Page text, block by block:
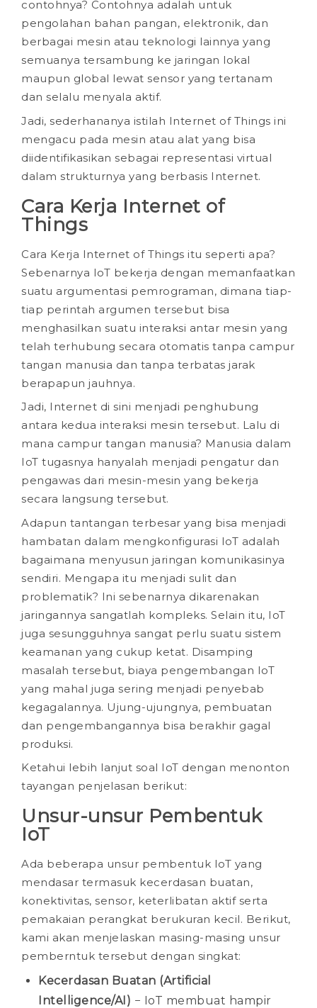
contohnya? Contohnya adalah untuk
pengolahan bahan pangan, elektronik, dan
berbagai mesin atau teknologi lainnya yang
semuanya tersambung ke jaringan lokal
maupun global lewat sensor yang tertanam
dan selalu menyala aktif.
Jadi, sederhananya istilah Internet of Things ini
mengacu pada mesin atau alat yang bisa
diidentifikasikan sebagai representasi virtual
dalam strukturnya yang berbasis Internet.
Cara Kerja Internet of
Things
Cara Kerja Internet of Things itu seperti apa?
Sebenarnya IoT bekerja dengan memanfaatkan
suatu argumentasi pemrograman, dimana tiap-
tiap perintah argumen tersebut bisa
menghasilkan suatu interaksi antar mesin yang
telah terhubung secara otomatis tanpa campur
tangan manusia dan tanpa terbatas jarak
berapapun jauhnya.
Jadi, Internet di sini menjadi penghubung
antara kedua interaksi mesin tersebut. Lalu di
mana campur tangan manusia? Manusia dalam
IoT tugasnya hanyalah menjadi pengatur dan
pengawas dari mesin-mesin yang bekerja
secara langsung tersebut.
Adapun tantangan terbesar yang bisa menjadi
hambatan dalam mengkonfigurasi IoT adalah
bagaimana menyusun jaringan komunikasinya
sendiri. Mengapa itu menjadi sulit dan
problematik? Ini sebenarnya dikarenakan
jaringannya sangatlah kompleks. Selain itu, IoT
juga sesungguhnya sangat perlu suatu sistem
keamanan yang cukup ketat. Disamping
masalah tersebut, biaya pengembangan IoT
yang mahal juga sering menjadi penyebab
kegagalannya. Ujung-ujungnya, pembuatan
dan pengembangannya bisa berakhir gagal
produksi.
Ketahui lebih lanjut soal IoT dengan menonton
tayangan penjelasan berikut:
Unsur-unsur Pembentuk
IoT
Ada beberapa unsur pembentuk IoT yang
mendasar termasuk kecerdasan buatan,
konektivitas, sensor, keterlibatan aktif serta
pemakaian perangkat berukuran kecil. Berikut,
kami akan menjelaskan masing-masing unsur
pemberntuk tersebut dengan singkat:
Kecerdasan Buatan (Artificial
Intelligence/AI) − IoT membuat hampir